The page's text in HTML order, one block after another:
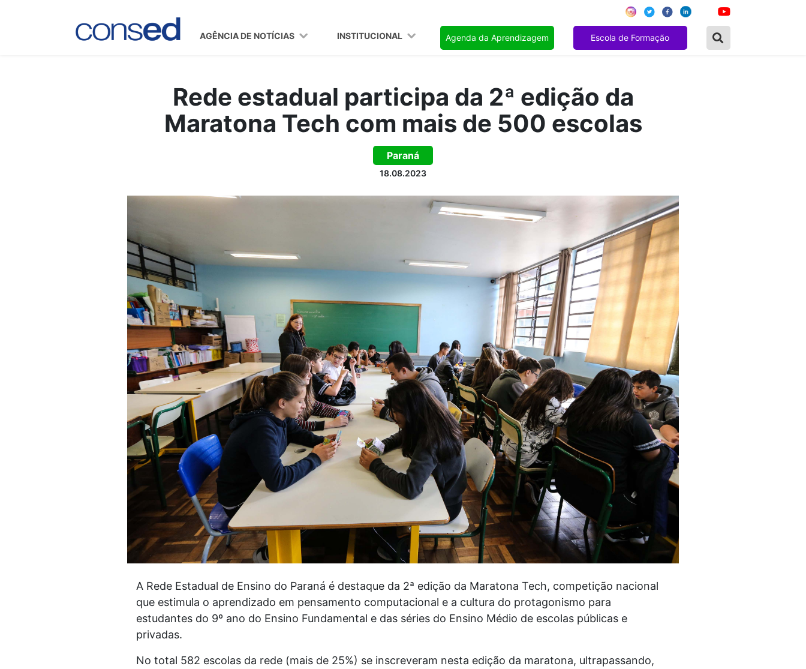
AGÊNCIA DE NOTÍCIAS INSTITUCIONAL Agenda da Aprendizagem Escola de Formação
Rede estadual participa da 2ª edição da
Maratona Tech com mais de 500 escolas
Paraná
18.08.2023
A Rede Estadual de Ensino do Paraná é destaque da 2ª edição da Maratona Tech, competição nacional
que estimula o aprendizado em pensamento computacional e a cultura do protagonismo para
estudantes do 9º ano do Ensino Fundamental e das séries do Ensino Médio de escolas públicas e
privadas.
No total 582 escolas da rede (mais de 25%) se inscreveram nesta edição da maratona, ultrapassando,